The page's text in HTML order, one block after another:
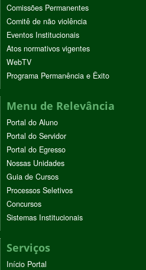
Comissões Permanentes
Comitê de não violência
Eventos Institucionais
Atos normativos vigentes
WebTV
Programa Permanência e Êxito
Menu de Relevância
Portal do Aluno
Portal do Servidor
Portal do Egresso
Nossas Unidades
Guia de Cursos
Processos Seletivos
Concursos
Sistemas Institucionais
Serviços
Início Portal